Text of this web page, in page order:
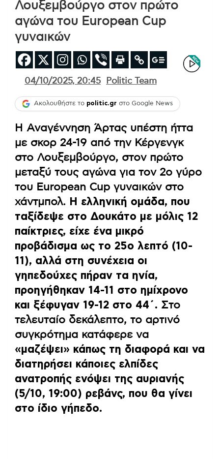
Λουξεμβούργο στον πρώτο
αγώνα του European Cup
γυναικών
04/10/2025, 20:45 Politic Team
Ακολουθήστε το politic.gr στο Google News
Η Αναγέννηση Άρτας υπέστη ήττα
με σκορ 24-19 από την Κέργενγκ
στο Λουξεμβούργο, στον πρώτο
μεταξύ τους αγώνα για τον 2ο γύρο
του European Cup γυναικών στο
χάντμπολ. Η ελληνική ομάδα, που
ταξίδεψε στο Δουκάτο με μόλις 12
παίκτριες, είχε ένα μικρό
προβάδισμα ως το 25ο λεπτό (10-
11), αλλά στη συνέχεια οι
γηπεδούχες πήραν τα ηνία,
προηγήθηκαν 14-11 στο ημίχρονο
και ξέφυγαν 19-12 στο 44΄. Στο
τελευταίο δεκάλεπτο, το αρτινό
συγκρότημα κατάφερε να
«μαζέψει» κάπως τη διαφορά και να
διατηρήσει κάποιες ελπίδες
ανατροπής ενόψει της αυριανής
(5/10, 19:00) ρεβάνς, που θα γίνει
στο ίδιο γήπεδο.